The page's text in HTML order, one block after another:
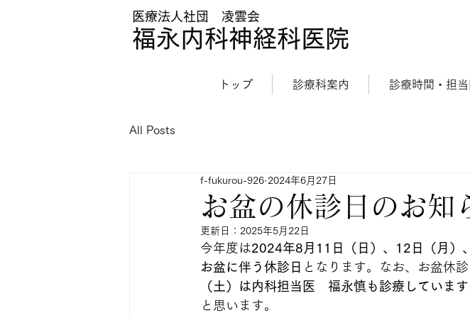
福永内科神経科医院
医療法人社団 凌雲会
トップ 診療科案内 診療時間・担当
All Posts
お盆の休診日のお知
f-fukurou-926 2024年6月27日
更新日： 2025年5月22日
今年度は2024年8月11日（日）、12日（月）
お盆に伴う休診日 となります。なお、お盆休診
（土）は内科担当医　福永慎も診療しています
と思います。